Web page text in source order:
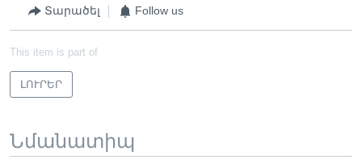
Տարածել Follow us
This item is part of
ԼՈՒՐԵՐ
Նմանատիպ